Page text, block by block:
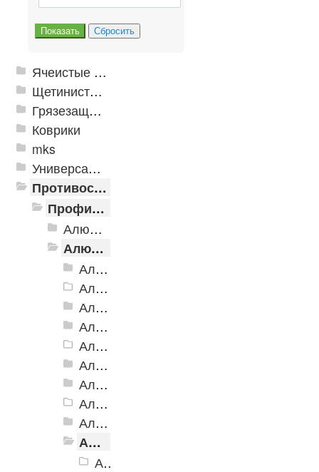
Ячеистые грязезащитные покрытия
Щетинистые покрытия
Грязезащитные, влаговпитывающие покрытия
Коврики
mks
Универсальные модульные покрытия
Противоскользящая защита для лестниц, профили, ленты
Профили алюминиевые с резиновой вставкой
Алюминиевая полоса с резиновыми вставками
Алюминиевый угол-порог с резиновой вставкой
Алюминиевый угол-порог АУ-38, 38x20 мм
Алюминиевый угол-порог АУ-42 Евро, 2500мм
Алюминиевый угол-порог АУ-42, 42x23 мм
Алюминиевый угол-порог АУ-42 (на клеевой основе)
Алюминиевый угол-порог АУ-50 Евро, 2500мм
Алюминиевый угол-порог АУ-50 премиум
Алюминиевый угол-порог с двойной резиновой вставкой АУ-68
Алюминиевый угол-порог АУ-72
Алюминиевый угол-порог с тройной резиновой вставкой АУ-98
Алюминиевый угол-порог с пятью резиновыми вставками АУ-160
Алюминиевый угол-порог АУ-160, черный